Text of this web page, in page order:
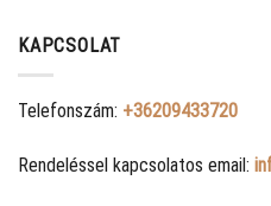
KAPCSOLAT
Telefonszám: +36209433720
Rendeléssel kapcsolatos email: